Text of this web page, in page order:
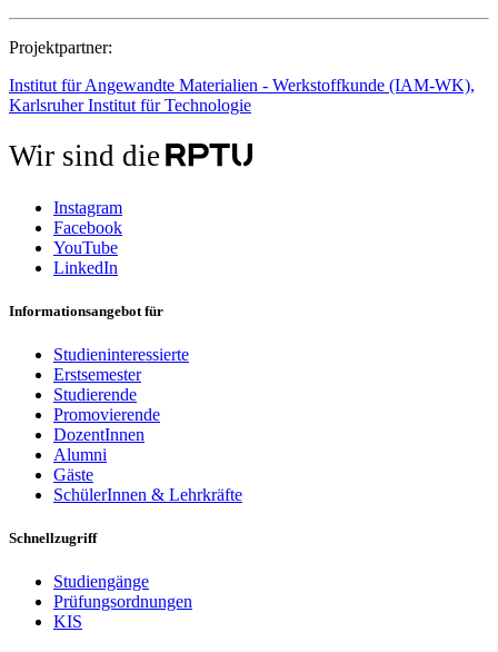
Projektpartner:
Institut für Angewandte Materialien - Werkstoffkunde (IAM-WK),
Karlsruher Institut für Technologie
Wir sind die
Instagram
Facebook
YouTube
LinkedIn
Informationsangebot für
Studieninteressierte
Erstsemester
Studierende
Promovierende
DozentInnen
Alumni
Gäste
SchülerInnen & Lehrkräfte
Schnellzugriff
Studiengänge
Prüfungsordnungen
KIS